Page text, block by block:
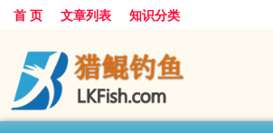
首 页 文章列表 知识分类